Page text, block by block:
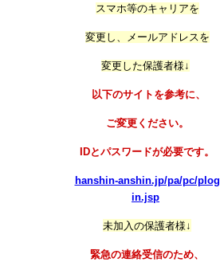
スマホ等のキャリアを
変更し、メールアドレスを
変更した保護者様↓
以下のサイトを参考に、
ご変更ください。
IDとパスワードが必要です。
hanshin-anshin.jp/pa/pc/plog
in.jsp
未加入の保護者様↓
緊急の連絡受信のため、